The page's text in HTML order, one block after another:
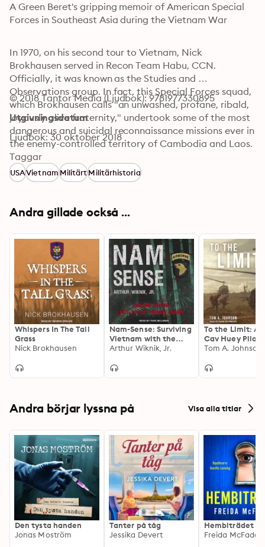
A Green Beret's gripping memoir of American Special
Forces in Southeast Asia during the Vietnam War
In 1970, on his second tour to Vietnam, Nick
Brokhausen served in Recon Team Habu, CCN.
Officially, it was known as the Studies and
Observations group. In fact, this Special Forces squad,
which Brokhausen calls "an unwashed, profane, ribald,
joyously alive fraternity," undertook some of the most
dangerous and suicidal reconnaissance missions ever in
the enemy-controlled territory of Cambodia and Laos.
But they didn't infiltrate the jungles alone. They fought
alongside the Montagnards—oppressed minorities
from the mountain highlands, trained by the US
wild, and fully engaged in a war against the North
Vietnamese. Together this small unit formed the
Vietnam, racking up medals for valor—but at a terrible
cost.
© 2018 Tantor Media (Ljudbok): 9781977330895
Utgivningsdatum
Ljudbok: 30 oktober 2018
Taggar
USAVietnamMilitärtMilitärhistoria
Andra gillade också ...
Whispers In The Tall
Grass
Nick Brokhausen
Nam-Sense: Surviving
Vietnam with the
101st Airborne
Arthur Wiknik, Jr.
To the Limit:
Cav Huey Pilot
Vietnam
Tom A. Johnson
Andra börjar lyssna på Visa alla titlar
Den tysta handen
Jonas Moström
Tanter på tåg
Jessika Devert
Hembiträdet
Freida